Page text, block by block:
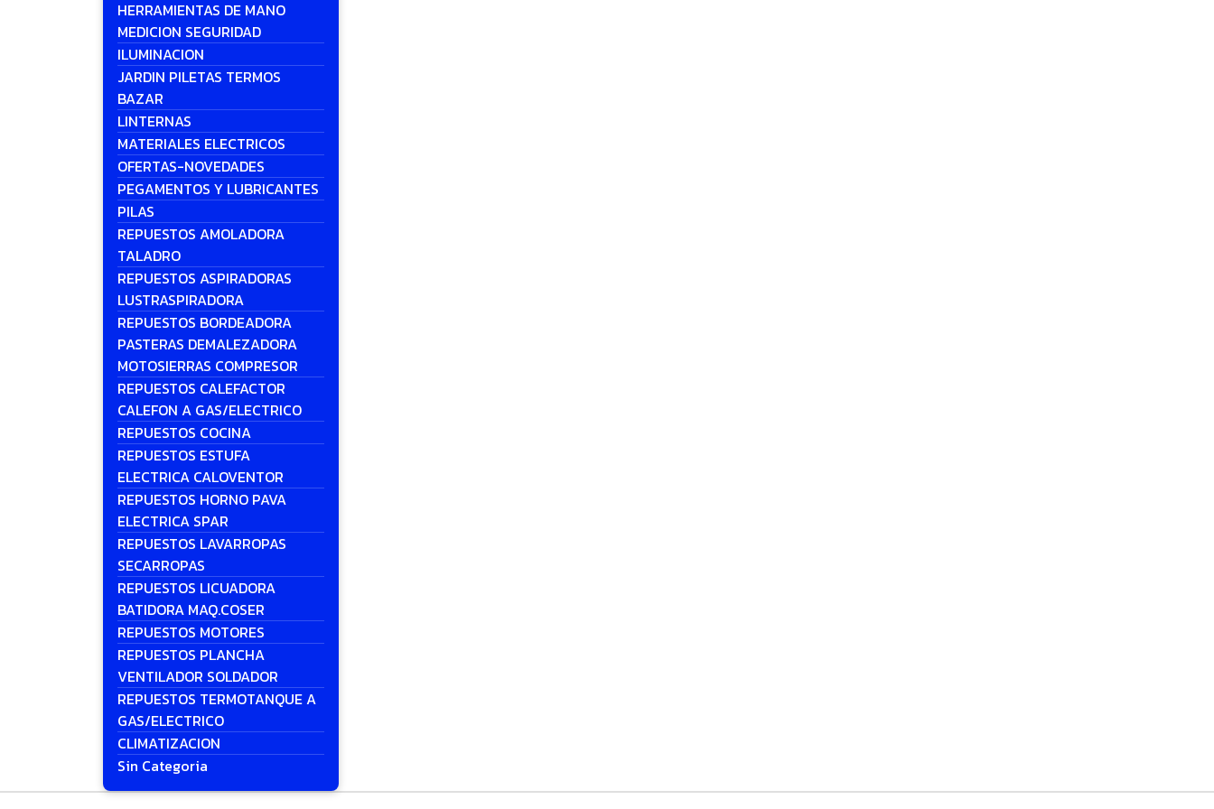
HERRAMIENTAS DE MANO
MEDICION SEGURIDAD
ILUMINACION
JARDIN PILETAS TERMOS
BAZAR
LINTERNAS
MATERIALES ELECTRICOS
OFERTAS-NOVEDADES
PEGAMENTOS Y LUBRICANTES
PILAS
REPUESTOS AMOLADORA
TALADRO
REPUESTOS ASPIRADORAS
LUSTRASPIRADORA
REPUESTOS BORDEADORA
PASTERAS DEMALEZADORA
MOTOSIERRAS COMPRESOR
REPUESTOS CALEFACTOR
CALEFON A GAS/ELECTRICO
REPUESTOS COCINA
REPUESTOS ESTUFA
ELECTRICA CALOVENTOR
REPUESTOS HORNO PAVA
ELECTRICA SPAR
REPUESTOS LAVARROPAS
SECARROPAS
REPUESTOS LICUADORA
BATIDORA MAQ.COSER
REPUESTOS MOTORES
REPUESTOS PLANCHA
VENTILADOR SOLDADOR
REPUESTOS TERMOTANQUE A
GAS/ELECTRICO
CLIMATIZACION
Sin Categoria